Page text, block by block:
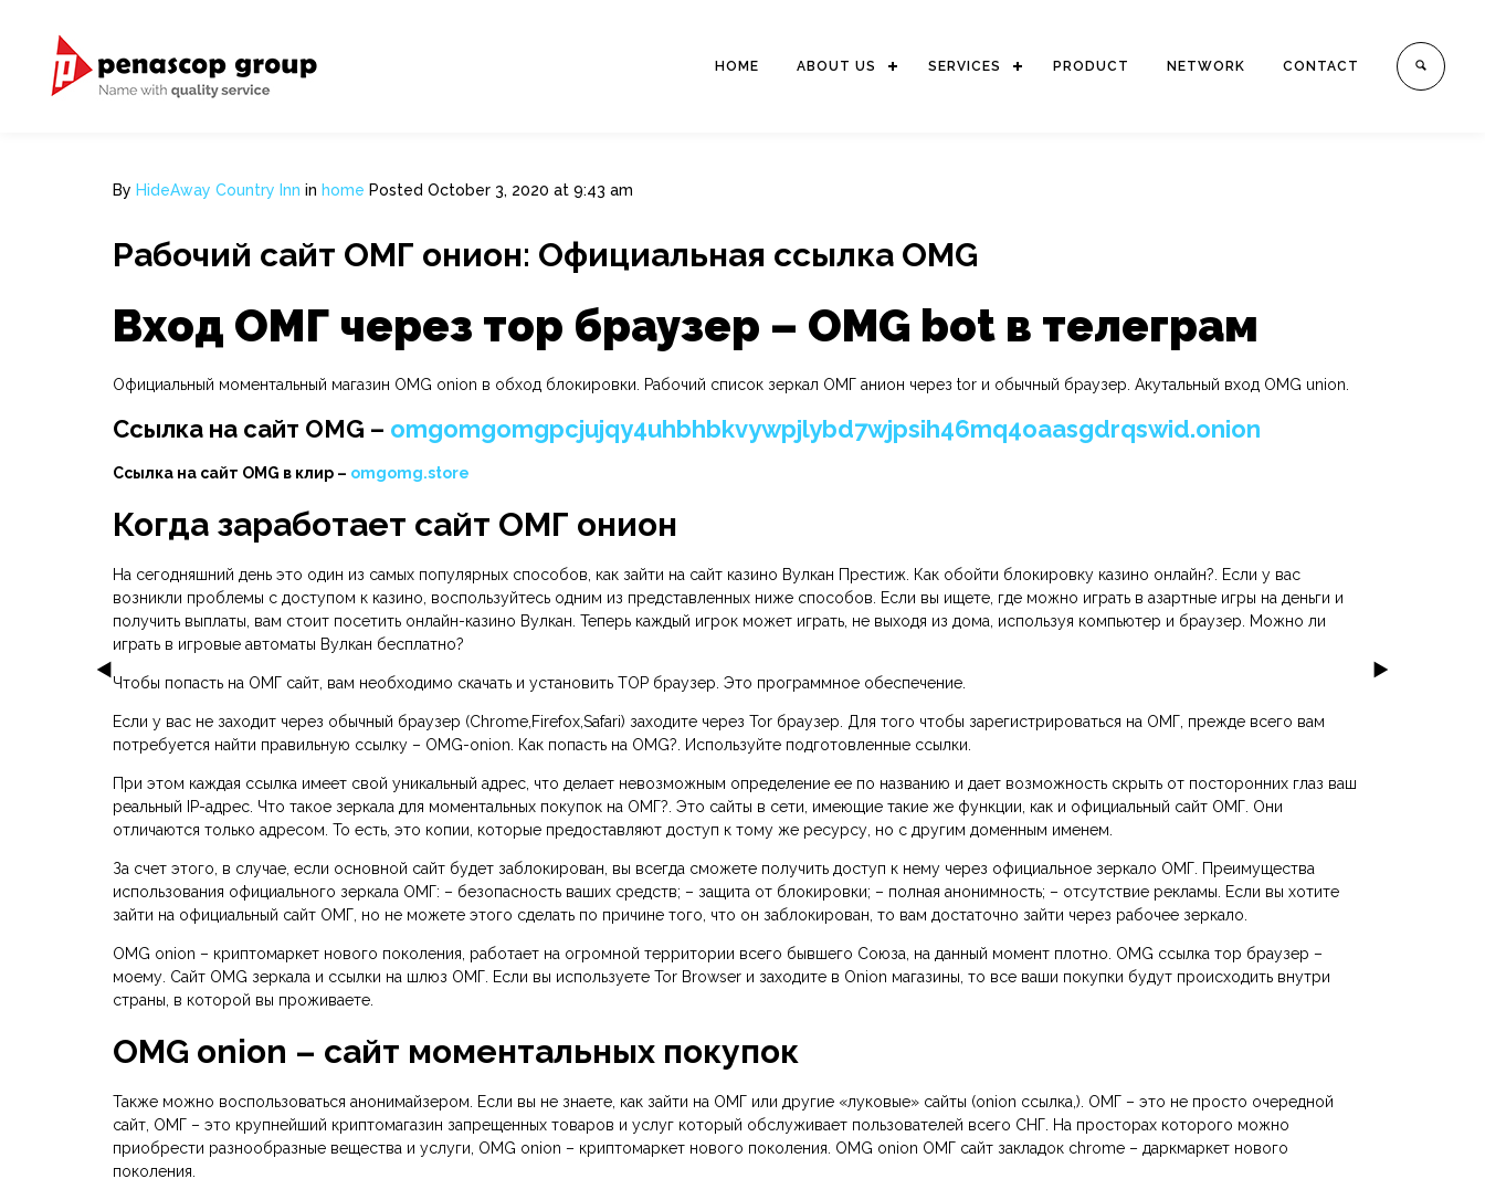
HOME ABOUT US SERVICES PRODUCT NETWORK CONTACT
By HideAway Country Inn in home Posted October 3, 2020 at 9:43 am
Рабочий сайт ОМГ онион: Официальная ссылка OMG
Вход ОМГ через тор браузер – OMG bot в телеграм
Официальный моментальный магазин OMG onion в обход блокировки. Рабочий список зеркал ОМГ анион через tor и обычный браузер. Акутальный вход OMG union.
Ссылка на сайт OMG – omgomgomgpcjujqy4uhbhbkvywpjlybd7wjpsih46mq4oaasgdrqswid.onion
Ссылка на сайт OMG в клир – omgomg.store
Когда заработает сайт ОМГ онион
На сегодняшний день это один из самых популярных способов, как зайти на сайт казино Вулкан Престиж. Как обойти блокировку казино онлайн?. Если у вас
возникли проблемы с доступом к казино, воспользуйтесь одним из представленных ниже способов. Если вы ищете, где можно играть в азартные игры на деньги и
получить выплаты, вам стоит посетить онлайн-казино Вулкан. Теперь каждый игрок может играть, не выходя из дома, используя компьютер и браузер. Можно ли
играть в игровые автоматы Вулкан бесплатно?
Чтобы попасть на ОМГ сайт, вам необходимо скачать и установить ТОР браузер. Это программное обеспечение.
Если у вас не заходит через обычный браузер (Chrome,Firefox,Safari) заходите через Tor браузер. Для того чтобы зарегистрироваться на ОМГ, прежде всего вам
потребуется найти правильную ссылку – OMG-onion. Как попасть на OMG?. Используйте подготовленные ссылки.
При этом каждая ссылка имеет свой уникальный адрес, что делает невозможным определение ее по названию и дает возможность скрыть от посторонних глаз ваш
реальный IP-адрес. Что такое зеркала для моментальных покупок на ОМГ?. Это сайты в сети, имеющие такие же функции, как и официальный сайт ОМГ. Они
отличаются только адресом. То есть, это копии, которые предоставляют доступ к тому же ресурсу, но с другим доменным именем.
За счет этого, в случае, если основной сайт будет заблокирован, вы всегда сможете получить доступ к нему через официальное зеркало ОМГ. Преимущества
использования официального зеркала ОМГ: – безопасность ваших средств; – защита от блокировки; – полная анонимность; – отсутствие рекламы. Если вы хотите
зайти на официальный сайт ОМГ, но не можете этого сделать по причине того, что он заблокирован, то вам достаточно зайти через рабочее зеркало.
OMG onion – криптомаркет нового поколения, работает на огромной территории всего бывшего Союза, на данный момент плотно. OMG ссылка тор браузер –
моему. Сайт OMG зеркала и ссылки на шлюз ОМГ. Если вы используете Tor Browser и заходите в Onion магазины, то все ваши покупки будут происходить внутри
страны, в которой вы проживаете.
OMG onion – сайт моментальных покупок
Также можно воспользоваться анонимайзером. Если вы не знаете, как зайти на ОМГ или другие «луковые» сайты (onion ссылка,). ОМГ – это не просто очередной
сайт, ОМГ – это крупнейший криптомагазин запрещенных товаров и услуг который обслуживает пользователей всего СНГ. На просторах которого можно
приобрести разнообразные вещества и услуги, OMG onion – криптомаркет нового поколения. OMG onion ОМГ сайт закладок chrome – даркмаркет нового
поколения.